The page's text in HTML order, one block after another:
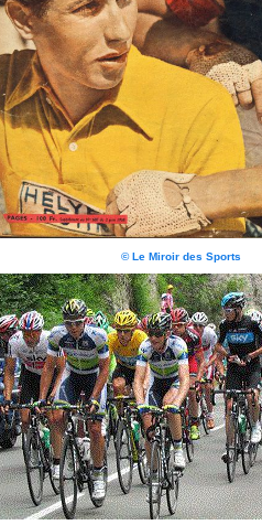
© Le Miroir des Sports